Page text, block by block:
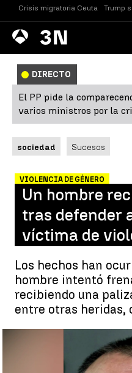
Crisis migratoria Ceuta Trump
Antena
3 Noticias
DIRECTO
El PP pide la
varios ministros por la
sociedad Sucesos
VIOLENCIA DE GÉNERO
Un hombre
tras defender
víctima de
Los hechos han
hombre intentó
recibiendo una
entre otras heridas,
Asegura que volvería a